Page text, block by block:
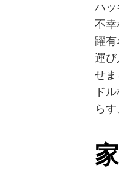
ハ
不
躍
運
せ
ド
ら